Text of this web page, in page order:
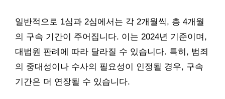
일반적으로 1심과 2심에서는 각 2개월씩, 총 4개월
의 구속 기간이 주어집니다. 이는 2024년 기준이며,
대법원 판례에 따라 달라질 수 있습니다. 특히, 범죄
의 중대성이나 수사의 필요성이 인정될 경우, 구속
기간은 더 연장될 수 있습니다.